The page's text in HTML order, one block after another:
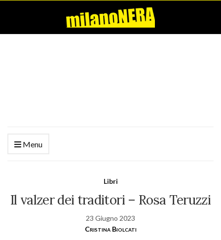
Menu
Libri
Il valzer dei traditori – Rosa Teruzzi
23 Giugno 2023
Cristina Biolcati